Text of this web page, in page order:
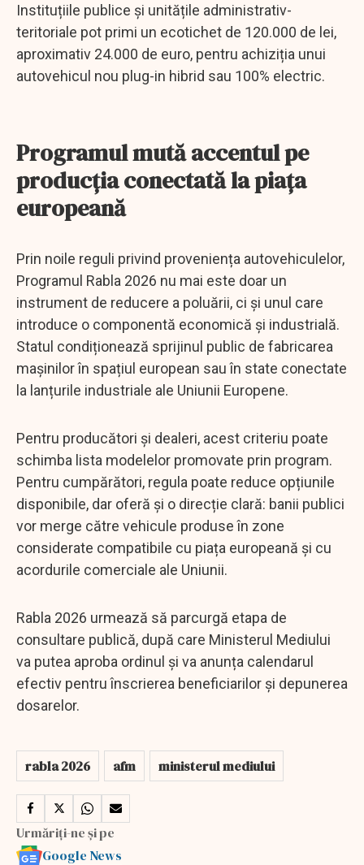
Instituțiile publice și unitățile administrativ-
teritoriale pot primi un ecotichet de 120.000 de lei,
aproximativ 24.000 de euro, pentru achiziția unui
autovehicul nou plug-in hibrid sau 100% electric.
Programul mută accentul pe
producția conectată la piața
europeană
Prin noile reguli privind proveniența autovehiculelor,
Programul Rabla 2026 nu mai este doar un
instrument de reducere a poluării, ci și unul care
introduce o componentă economică și industrială.
Statul condiționează sprijinul public de fabricarea
mașinilor în spațiul european sau în state conectate
la lanțurile industriale ale Uniunii Europene.
Pentru producători și dealeri, acest criteriu poate
schimba lista modelelor promovate prin program.
Pentru cumpărători, regula poate reduce opțiunile
disponibile, dar oferă și o direcție clară: banii publici
vor merge către vehicule produse în zone
considerate compatibile cu piața europeană și cu
acordurile comerciale ale Uniunii.
Rabla 2026 urmează să parcurgă etapa de
consultare publică, după care Ministerul Mediului
va putea aproba ordinul și va anunța calendarul
efectiv pentru înscrierea beneficiarilor și depunerea
dosarelor.
rabla 2026 afm ministerul mediului
Urmăriți-ne și pe
Google News